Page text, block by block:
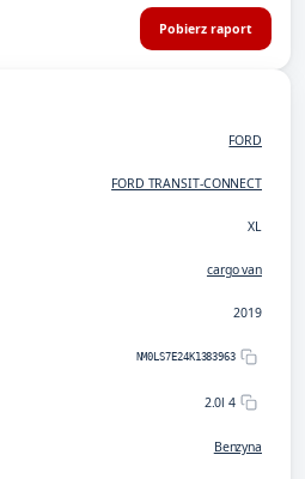
Pobierz raport
FORD
FORD TRANSIT-CONNECT
XL
cargo van
2019
NM0LS7E24K1383963
2.0l 4
Benzyna